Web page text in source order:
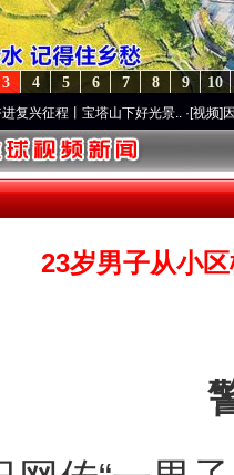
10
9
8
7
6
5
4
3
宝塔山下好光景..·[视频]因党而生 为
23岁男子从小